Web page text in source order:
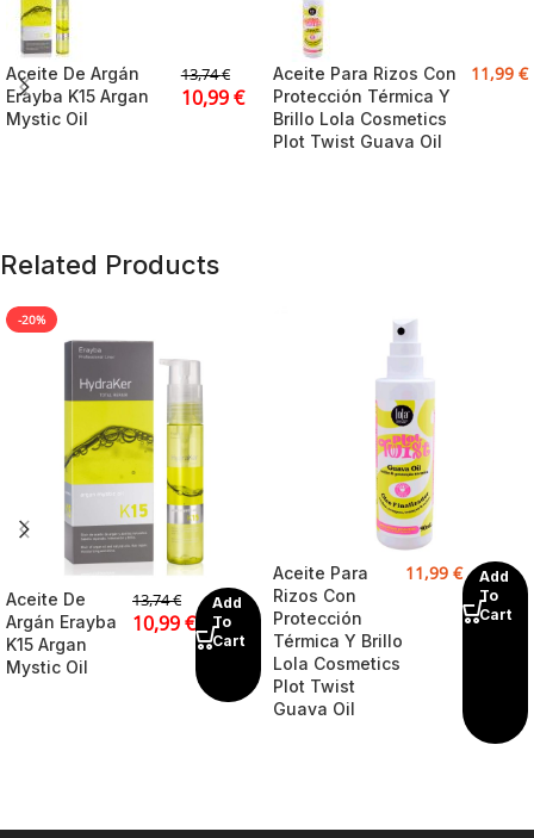
Aceite De Argán
Erayba K15 Argan
Mystic Oil
13,74€
10,99€
Aceite Para Rizos Con
Protección Térmica Y
Brillo Lola Cosmetics
Plot Twist Guava Oil
11,99 €
Related Products
-20%
Aceite De
Argán Erayba
K15 Argan
Mystic Oil
13,74€
10,99€
Add
To
Cart
Aceite Para
Rizos Con
Protección
Térmica Y Brillo
Lola Cosmetics
Plot Twist
Guava Oil
11,99 €
Add
To
Cart